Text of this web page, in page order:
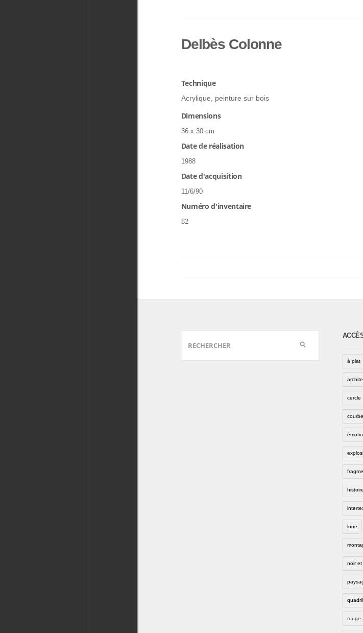
Delbès Colonne
Technique
Acrylique, peinture sur bois
Dimensions
36 x 30 cm
Date de réalisation
1988
Date d'acquisition
11/6/90
Numéro d'inventaire
82
à plat
cercle
courbe
lune
noir et
rouge